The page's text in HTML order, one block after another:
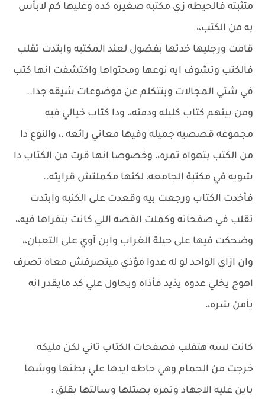
متثبته فالحيطه زي مكتبه صغيره كده وعليها كم لابأس
به من الكتب،،
قامت ورجليها خدتها بفضول لعند المكتبه وابتدت تقلب
فالكتب وتشوف ايه نوعها ومحتواها واكتشفت انها كتب
في شتي المجالات وبتتكلم عن موضوعات شيقه جدا..
ومن بينهم كتاب كليله ودمنه،، ودا كتاب خيالي فيه
مجموعه قصصيه جميله وفيها معاني رائعه ،، والنوع دا
من الكتب بتهواه تمره،، وخصوصا انها قرت من الكتاب دا
شويه في مكتبة الجامعه، لكنها مكملتش قرايته..
فأخدت الكتاب ورجعت بيه وقعدت على الكنبه وابتدت
تقلب في صفحاته وكملت القصه اللي كانت بتقراها فيه،،
وضحكت فيها على حيلة الغراب وابن آوي على التعبان،،
وان ازاي الواحد لو له عدوا مؤذي ميتصرفش معاه تصرف
اهوج يخلي عدوه يذيد فأذاه ويحاول علي كد مايقدر انه
يأمن شره،،
كانت لسه هتقلب فصفحات الكتاب تاني لكن مليكه
خرجت من الحمام وهي حاطه ايدها علي بطنها ووشها
باين عليه الاجهاد وتمره بصتلها وسالتها بقلق :